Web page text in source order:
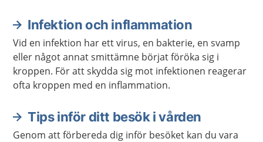
Infektion och inflammation
Vid en infektion har ett virus, en bakterie, en svamp
eller något annat smittämne börjat föröka sig i
kroppen. För att skydda sig mot infektionen reagerar
ofta kroppen med en inflammation.
Tips inför ditt besök i vården
Genom att förbereda dig inför besöket kan du vara